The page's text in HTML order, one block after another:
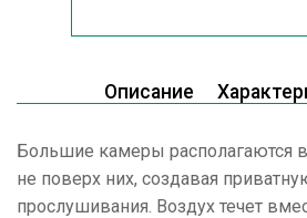
Описание
Большие камеры располагаются
не поверх них, создавая
прослушивания. Воздух течет